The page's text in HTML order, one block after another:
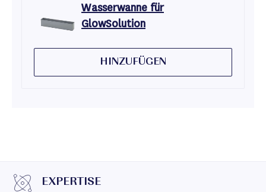
Wasserwanne für
GlowSolution
HINZUFÜGEN
EXPERTISE